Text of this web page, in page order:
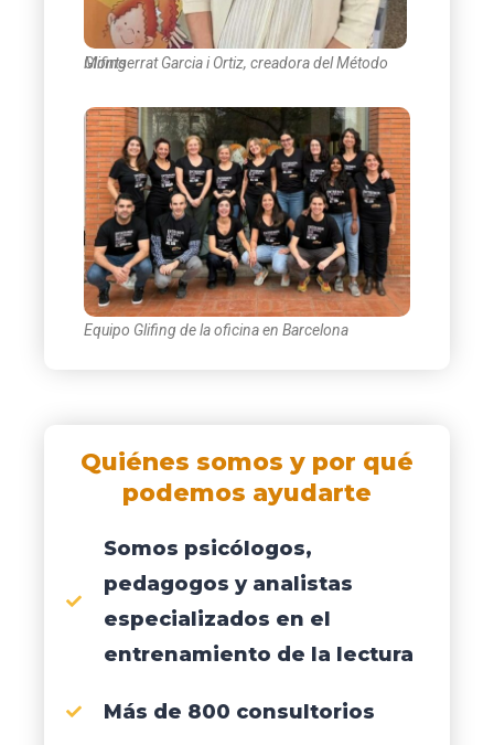
Montserrat Garcia i Ortiz, creadora del Método Glifing
Equipo Glifing de la oficina en Barcelona
Quiénes somos y por qué
podemos ayudarte
Somos psicólogos,
pedagogos y analistas
especializados en el
entrenamiento de la lectura
Más de 800 consultorios